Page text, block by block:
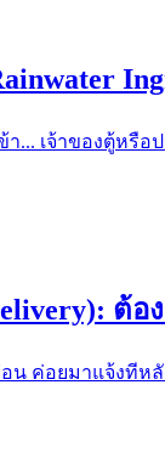
... เจ้าของตู้หรือ
ต้อ
น ค่อยมาแจ้งทีหลั